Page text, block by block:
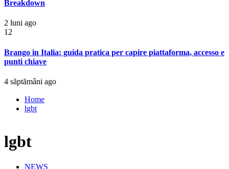
Breakdown
2 luni ago
12
Brango in Italia: guida pratica per capire piattaforma, accesso e
punti chiave
4 săptămâni ago
Home
lgbt
lgbt
NEWS